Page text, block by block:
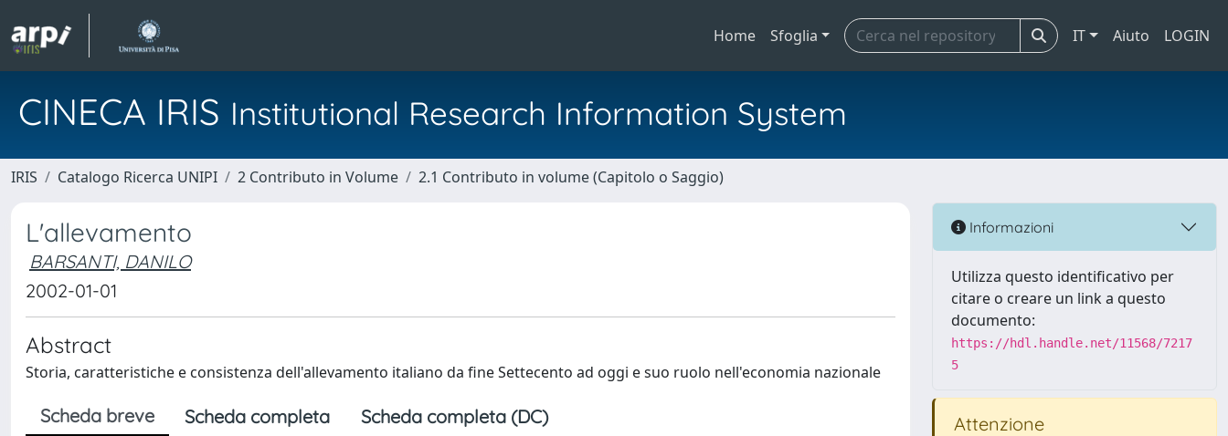
Home Sfoglia IT Aiuto LOGIN
CINECA IRIS Institutional Research Information System
IRIS Catalogo Ricerca UNIPI 2 Contributo in Volume 2.1 Contributo in volume (Capitolo o Saggio)
L'allevamento
BARSANTI, DANILO
2002-01-01
Abstract
Storia, caratteristiche e consistenza dell'allevamento italiano da fine Settecento ad oggi e suo ruolo nell'economia nazionale
Scheda breve Scheda completa Scheda completa (DC)
Informazioni
Utilizza questo identificativo per
citare o creare un link a questo
documento:
https://hdl.handle.net/11568/7217
5
Attenzione